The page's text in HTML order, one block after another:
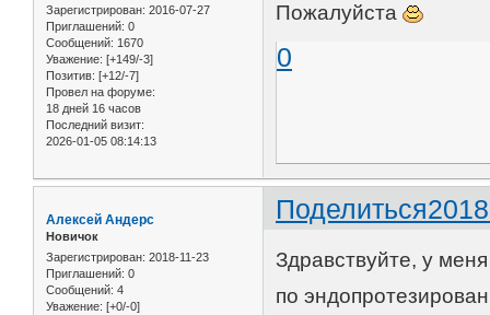
Зарегистрирован: 2016-07-27
Приглашений: 0
Сообщений: 1670
Уважение: [+149/-3]
Позитив: [+12/-7]
Провел на форуме:
18 дней 16 часов
Последний визит:
2026-01-05 08:14:13
Пожалуйста
0
Поделиться
Алексей Андерс
Новичок
Зарегистрирован: 2018-11-23
Приглашений: 0
Сообщений: 4
Уважение: [+0/-0]
Здравствуйте, у
по